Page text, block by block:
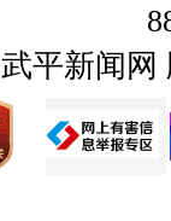
武平新闻网